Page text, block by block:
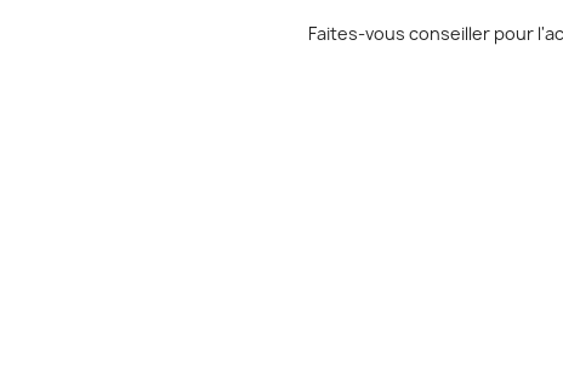
Faites-vous conseiller pour